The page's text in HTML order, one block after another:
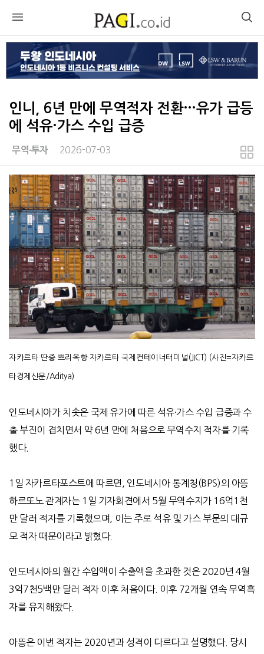
인니, 6년 만에 무역적자 전환…유가 급등
에 석유·가스 수입 급증
무역∙투자 2026-07-03
본문
자카르타 딴중 쁘리옥항 자카르타 국제컨테이너터미널 (JICT) (사진=자카르
타경제신문/Aditya)
인도네시아가 치솟은 국제 유가에 따른 석유·가스 수입 급증과 수
출 부진이 겹치면서 약6년 만에 처음으로 무역수지 적자를 기록
했다.
1 일 자카르타포스트에 따르면 인도네시아 통계청(BPS)의 아뜽
하르또노 관계자는 1 일 기자회견에서 5월 무역수지가16억 1 천
만 달러 적자를 기록했으며
이는 주로 석유 및 가스 부문의 대규
모 적자 때문이라고 밝혔다.
인도네시아의 월간 수입액이 수출액을 초과한 것은 2020년 4월
3억7천5백만 달러 적자 이후 처음이다. 이후 72개월 연속 무역흑
자를 유지해왔다.
아뜽은 이번 적자는 2020년과 성격이 다르다고 설명했다. 당시